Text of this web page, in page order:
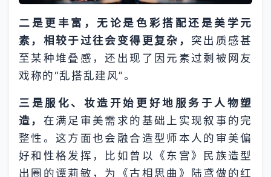
二是更丰富，无论是色彩搭配还是美学元
素，相较于过往会变得更复杂， 突出质感甚
至某种堆叠感，还出现了因元素过剩被网友
戏称的“乱搭乱建风”。
三是服化、妆造开始更好地服务于人物塑
造， 在满足审美需求的基础上实现叙事的完
整性。这方面也会融合造型师本人的审美偏
好和性格发挥，比如曾以《东宫》民族造型
出圈的谭莉敏，为《古相思曲》陆鸢做的红